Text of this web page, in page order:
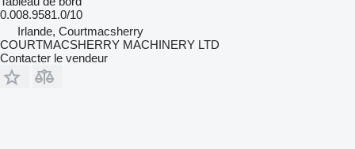
0.008.9581.0/10
Irlande, Courtmacsherry
COURTMACSHERRY MACHINERY LTD
Contacter le vendeur